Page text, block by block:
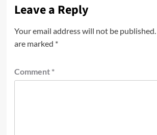
Leave a Reply
Your email address will not be published.
are marked *
Comment *